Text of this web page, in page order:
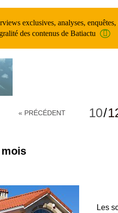
exclusives, analyses,
des contenus de Batiactu
« PRÉCÉDENT 10/
Entre